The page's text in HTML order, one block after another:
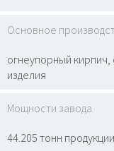
Основное
огнеупорный
изделия
Мощности завода
44.205 тонн